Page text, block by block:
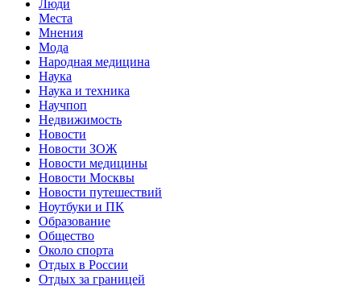
Люди
Места
Мнения
Мода
Народная медицина
Наука
Наука и техника
Научпоп
Недвижимость
Новости
Новости ЗОЖ
Новости медицины
Новости Москвы
Новости путешествий
Ноутбуки и ПК
Образование
Общество
Около спорта
Отдых в России
Отдых за границей